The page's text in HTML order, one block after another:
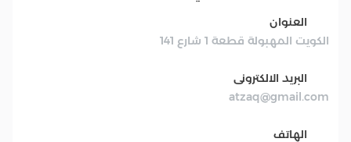
العنوان
الكويت المهبولة قطعة 1 شارع 141
البريد الالكترونى
atzaq@gmail.com
الهاتف